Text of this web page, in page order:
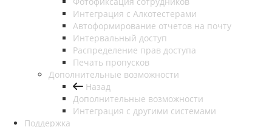
Интеграция с Алкотестерами
Автоформирование отчетов на почту
Интервальный доступ
Распределение прав доступа
Печать пропусков
Дополнительные возможности
Назад
Дополнительные возможности
Интеграция с другими системами
Поддержка